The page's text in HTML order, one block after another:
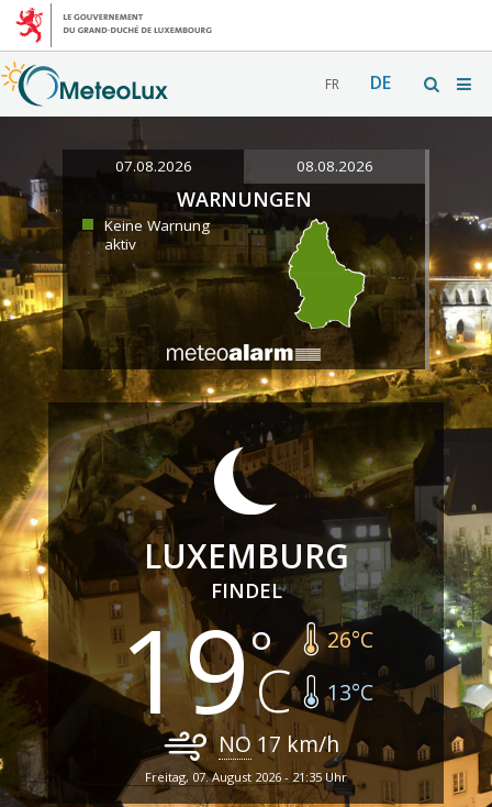
FR DE
07.08.2026 08.08.2026
WARNUNGEN
Keine Warnung
aktiv
LUXEMBURG
FINDEL
19 26°C
13°C
NO 17 km/h
Freitag, 07. August 2026 - 21:35 Uhr